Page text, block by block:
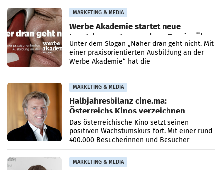
MARKETING & MEDIA
Werbe Akademie startet neue
Imagekampagne rund um Praxisnähe
Unter dem Slogan „Näher dran geht nicht. Mit
einer praxisorientierten Ausbildung an der
Werbe Akademie“ hat die
MARKETING & MEDIA
Halbjahresbilanz cine.ma:
Österreichs Kinos verzeichnen
400.000 Besucher mehr
Das österreichische Kino setzt seinen
positiven Wachstumskurs fort. Mit einer rund
400.000 Besucherinnen und Besucher
höheren Nettoreichweite im ersten Halbjahr
2026 gegenüber dem
MARKETING & MEDIA